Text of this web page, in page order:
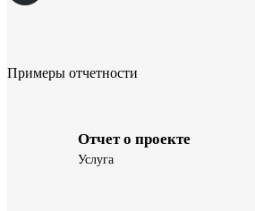
Примеры отчетности
Отчет о проекте
Услуга